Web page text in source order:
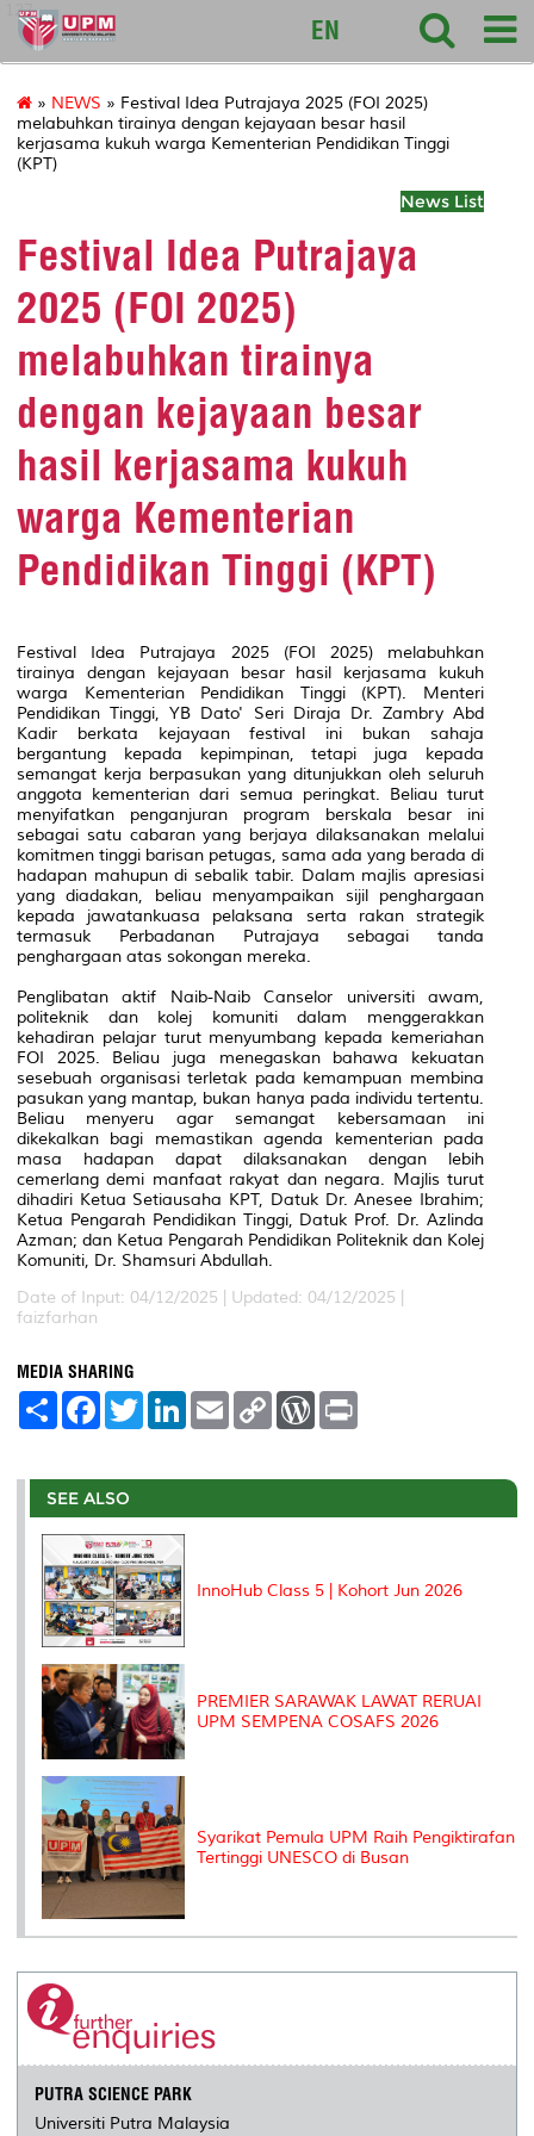
127
EN
» NEWS » Festival Idea Putrajaya 2025 (FOI 2025)
melabuhkan tirainya dengan kejayaan besar hasil
kerjasama kukuh warga Kementerian Pendidikan Tinggi
(KPT)
News List
Festival Idea Putrajaya
2025 (FOI 2025)
melabuhkan tirainya
dengan kejayaan besar
hasil kerjasama kukuh
warga Kementerian
Pendidikan Tinggi (KPT)
Festival Idea Putrajaya 2025 (FOI 2025) melabuhkan
tirainya dengan kejayaan besar hasil kerjasama kukuh
warga Kementerian Pendidikan Tinggi (KPT). Menteri
Pendidikan Tinggi, YB Dato' Seri Diraja Dr. Zambry Abd
Kadir berkata kejayaan festival ini bukan sahaja
bergantung kepada kepimpinan, tetapi juga kepada
semangat kerja berpasukan yang ditunjukkan oleh seluruh
anggota kementerian dari semua peringkat. Beliau turut
menyifatkan penganjuran program berskala besar ini
sebagai satu cabaran yang berjaya dilaksanakan melalui
komitmen tinggi barisan petugas, sama ada yang berada di
hadapan mahupun di sebalik tabir. Dalam majlis apresiasi
yang diadakan, beliau menyampaikan sijil penghargaan
kepada jawatankuasa pelaksana serta rakan strategik
termasuk Perbadanan Putrajaya sebagai tanda
penghargaan atas sokongan mereka.
Penglibatan aktif Naib-Naib Canselor universiti awam,
politeknik dan kolej komuniti dalam menggerakkan
kehadiran pelajar turut menyumbang kepada kemeriahan
FOI 2025. Beliau juga menegaskan bahawa kekuatan
sesebuah organisasi terletak pada kemampuan membina
pasukan yang mantap, bukan hanya pada individu tertentu.
Beliau menyeru agar semangat kebersamaan ini
dikekalkan bagi memastikan agenda kementerian pada
masa hadapan dapat dilaksanakan dengan lebih
cemerlang demi manfaat rakyat dan negara. Majlis turut
dihadiri Ketua Setiausaha KPT, Datuk Dr. Anesee Ibrahim;
Ketua Pengarah Pendidikan Tinggi, Datuk Prof. Dr. Azlinda
Azman; dan Ketua Pengarah Pendidikan Politeknik dan Kolej
Komuniti, Dr. Shamsuri Abdullah.
Date of Input: 04/12/2025 | Updated: 04/12/2025 |
faizfarhan
MEDIA SHARING
S
e
F
a
b
o
o
k
T
w
t
r
L
e
I
E
m
l
C
L
n
W
P
e
t
SEE ALSO
InnoHub Class 5 | Kohort Jun 2026
PREMIER SARAWAK LAWAT RERUAI
UPM SEMPENA COSAFS 2026
Syarikat Pemula UPM Raih Pengiktirafan
Tertinggi UNESCO di Busan
PUTRA SCIENCE PARK
Universiti Putra Malaysia